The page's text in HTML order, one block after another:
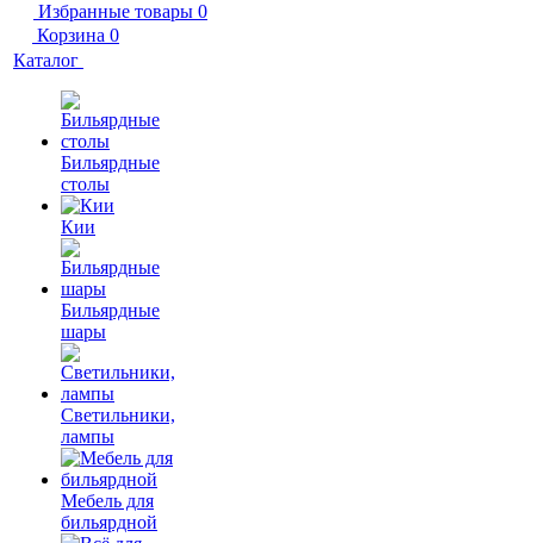
Избранные товары 0
Корзина 0
Каталог
Бильярдные
столы
Кии
Бильярдные
шары
Светильники,
лампы
Мебель для
бильярдной